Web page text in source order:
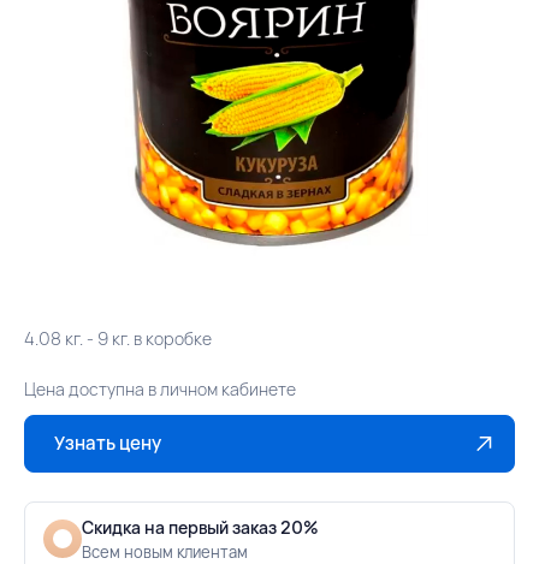
4.08 кг. - 9 кг. в коробке
Цена доступна в личном кабинете
Узнать цену
Скидка на первый заказ 20%
Всем новым клиентам